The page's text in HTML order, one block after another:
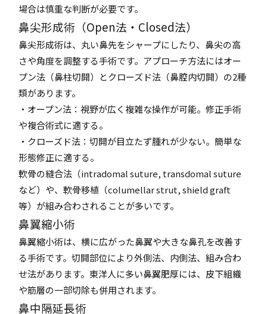
場合は慎重な判断が必要です。
鼻尖形成術（Open法・Closed法）
鼻尖形成術は、丸い鼻先をシャープにしたり、鼻尖の高
さや角度を調整する手術です。アプローチ方法にはオー
プン法（鼻柱切開）とクローズド法（鼻腔内切開）の2種
類があります。
・オープン法：視野が広く複雑な操作が可能。修正手術
や複合術式に適する。
・クローズド法：切開が目立たず腫れが少ない。簡単な
形態修正に適する。
軟骨の縫合法（intradomal suture, transdomal suture
など）や、軟骨移植（columellar strut, shield graft
等）が組み合わされることが多いです。
鼻翼縮小術
鼻翼縮小術は、横に広がった鼻翼や大きな鼻孔を改善す
る手術です。切開部位により外側法、内側法、組み合わ
せ法があります。東洋人に多い鼻翼肥厚には、皮下組織
や筋層の一部切除も併用されます。
鼻中隔延長術